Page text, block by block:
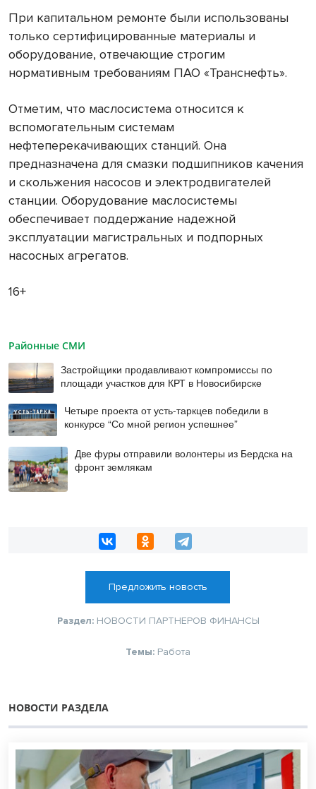
При капитальном ремонте были использованы
только сертифицированные материалы и
оборудование, отвечающие строгим
нормативным требованиям ПАО «Транснефть».
Отметим, что маслосистема относится к
вспомогательным системам
нефтеперекачивающих станций. Она
предназначена для смазки подшипников качения
и скольжения насосов и электродвигателей
станции. Оборудование маслосистемы
обеспечивает поддержание надежной
эксплуатации магистральных и подпорных
насосных агрегатов.
16+
Районные СМИ
Застройщики продавливают компромиссы по
площади участков для КРТ в Новосибирске
Четыре проекта от усть-таркцев победили в
конкурсе “Со мной регион успешнее”
Две фуры отправили волонтеры из Бердска на
фронт землякам
Предложить новость
Раздел: НОВОСТИ ПАРТНЕРОВ ФИНАНСЫ
Темы: Работа
НОВОСТИ РАЗДЕЛА